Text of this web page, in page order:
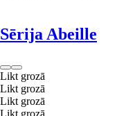
Sērija Abeille
Likt grozā
Likt grozā
Likt grozā
Likt grozā